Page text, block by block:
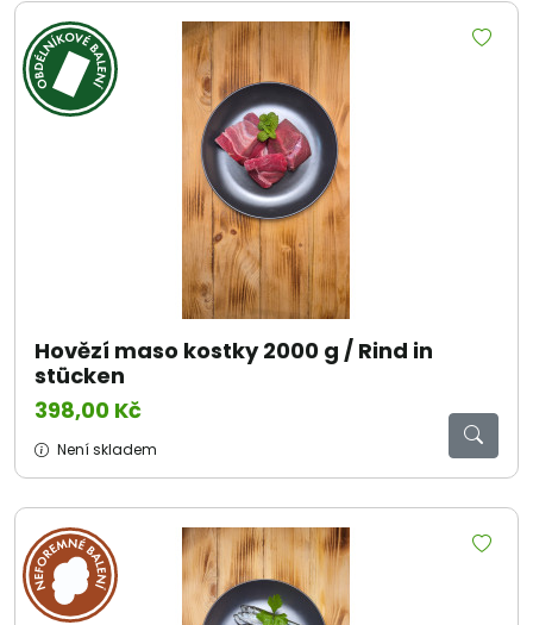
Hovězí maso kostky 2000 g / Rind in
stücken
398,00 Kč
Není skladem